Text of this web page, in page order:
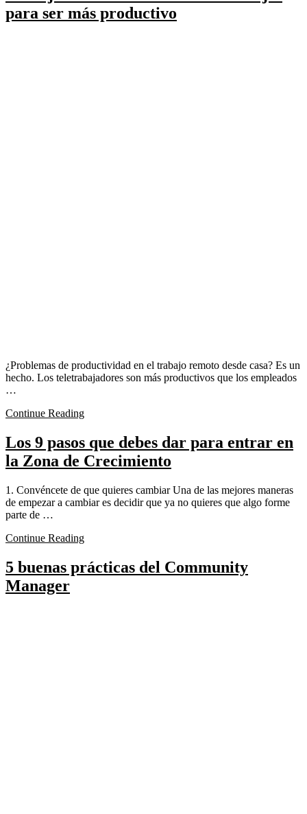
para ser más productivo
¿Problemas de productividad en el trabajo remoto desde casa? Es un
hecho. Los teletrabajadores son más productivos que los empleados
…
Continue Reading
Los 9 pasos que debes dar para entrar en
la Zona de Crecimiento
1. Convéncete de que quieres cambiar Una de las mejores maneras
de empezar a cambiar es decidir que ya no quieres que algo forme
parte de …
Continue Reading
5 buenas prácticas del Community
Manager